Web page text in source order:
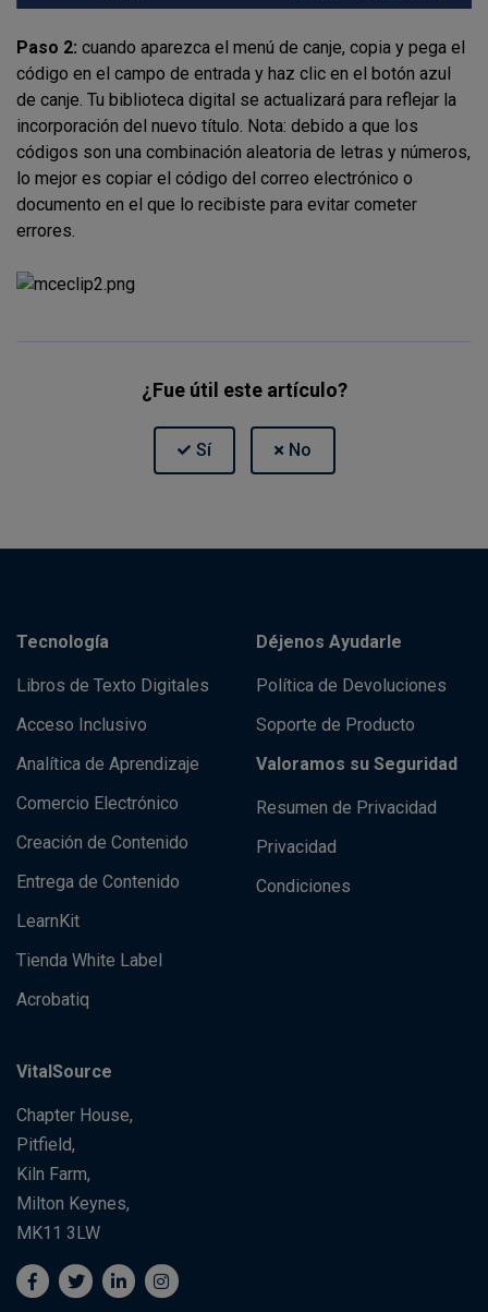
Paso 2: cuando aparezca el menú de canje, copia y pega el
código en el campo de entrada y haz clic en el botón azul
de canje. Tu biblioteca digital se actualizará para reflejar la
incorporación del nuevo título. Nota: debido a que los
códigos son una combinación aleatoria de letras y números,
lo mejor es copiar el código del correo electrónico o
documento en el que lo recibiste para evitar cometer
errores.
¿Fue útil este artículo?
Tecnología
Libros de Texto Digitales
Acceso Inclusivo
Analítica de Aprendizaje
Comercio Electrónico
Creación de Contenido
Entrega de Contenido
LearnKit
Tienda White Label
Acrobatiq
Déjenos Ayudarle
Política de Devoluciones
Soporte de Producto
Valoramos su Seguridad
Resumen de Privacidad
Privacidad
Condiciones
VitalSource
Chapter House,
Pitfield,
Kiln Farm,
Milton Keynes,
MK11 3LW